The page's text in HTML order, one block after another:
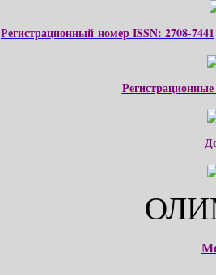
Регистрационный номер ISSN: 2708-7441